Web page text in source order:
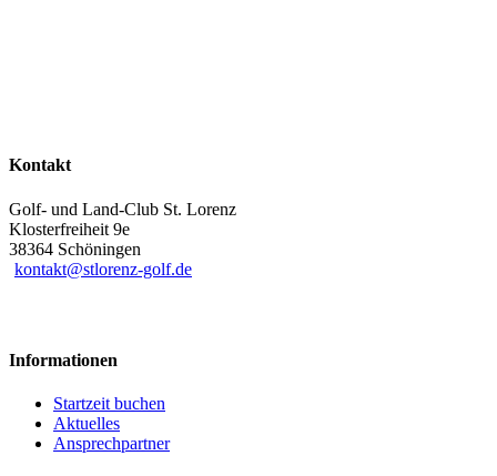
Kontakt
Golf- und Land-Club St. Lorenz
Klosterfreiheit 9e
38364 Schöningen
kontakt@stlorenz-golf.de
Informationen
Startzeit buchen
Aktuelles
Ansprechpartner